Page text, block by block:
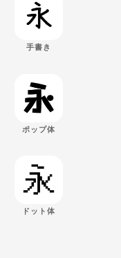
手書き
ポップ体
ドット体